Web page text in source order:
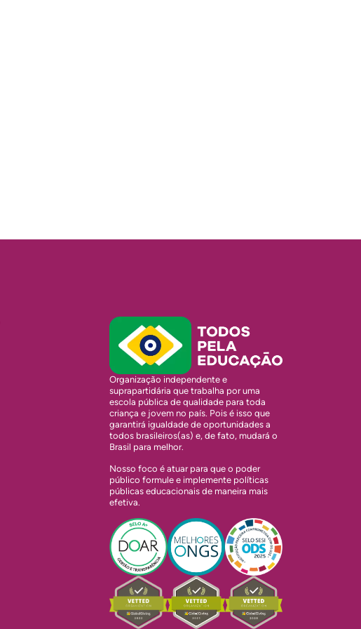
Organização independente e
suprapartidária que trabalha por uma
escola pública de qualidade para toda
criança e jovem no país. Pois é isso que
garantirá igualdade de oportunidades a
todos brasileiros(as) e, de fato, mudará o
Brasil para melhor.
Nosso foco é atuar para que o poder
público formule e implemente políticas
públicas educacionais de maneira mais
efetiva.